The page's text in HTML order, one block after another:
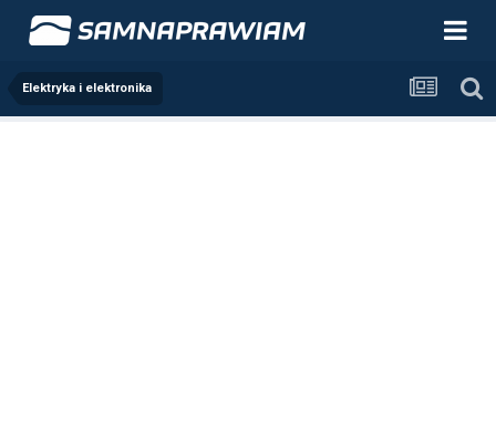
Elektryka i elektronika